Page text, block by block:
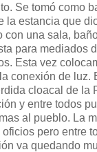
Se tomó como
la estancia que
con una sala,
para mediados
Esta vez
conexión de luz.
cloacal de la
y entre todos
al pueblo. La
pero entre
va quedando